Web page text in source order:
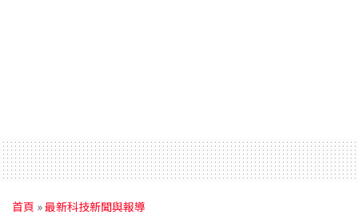
首頁 »最新科技新聞與報導